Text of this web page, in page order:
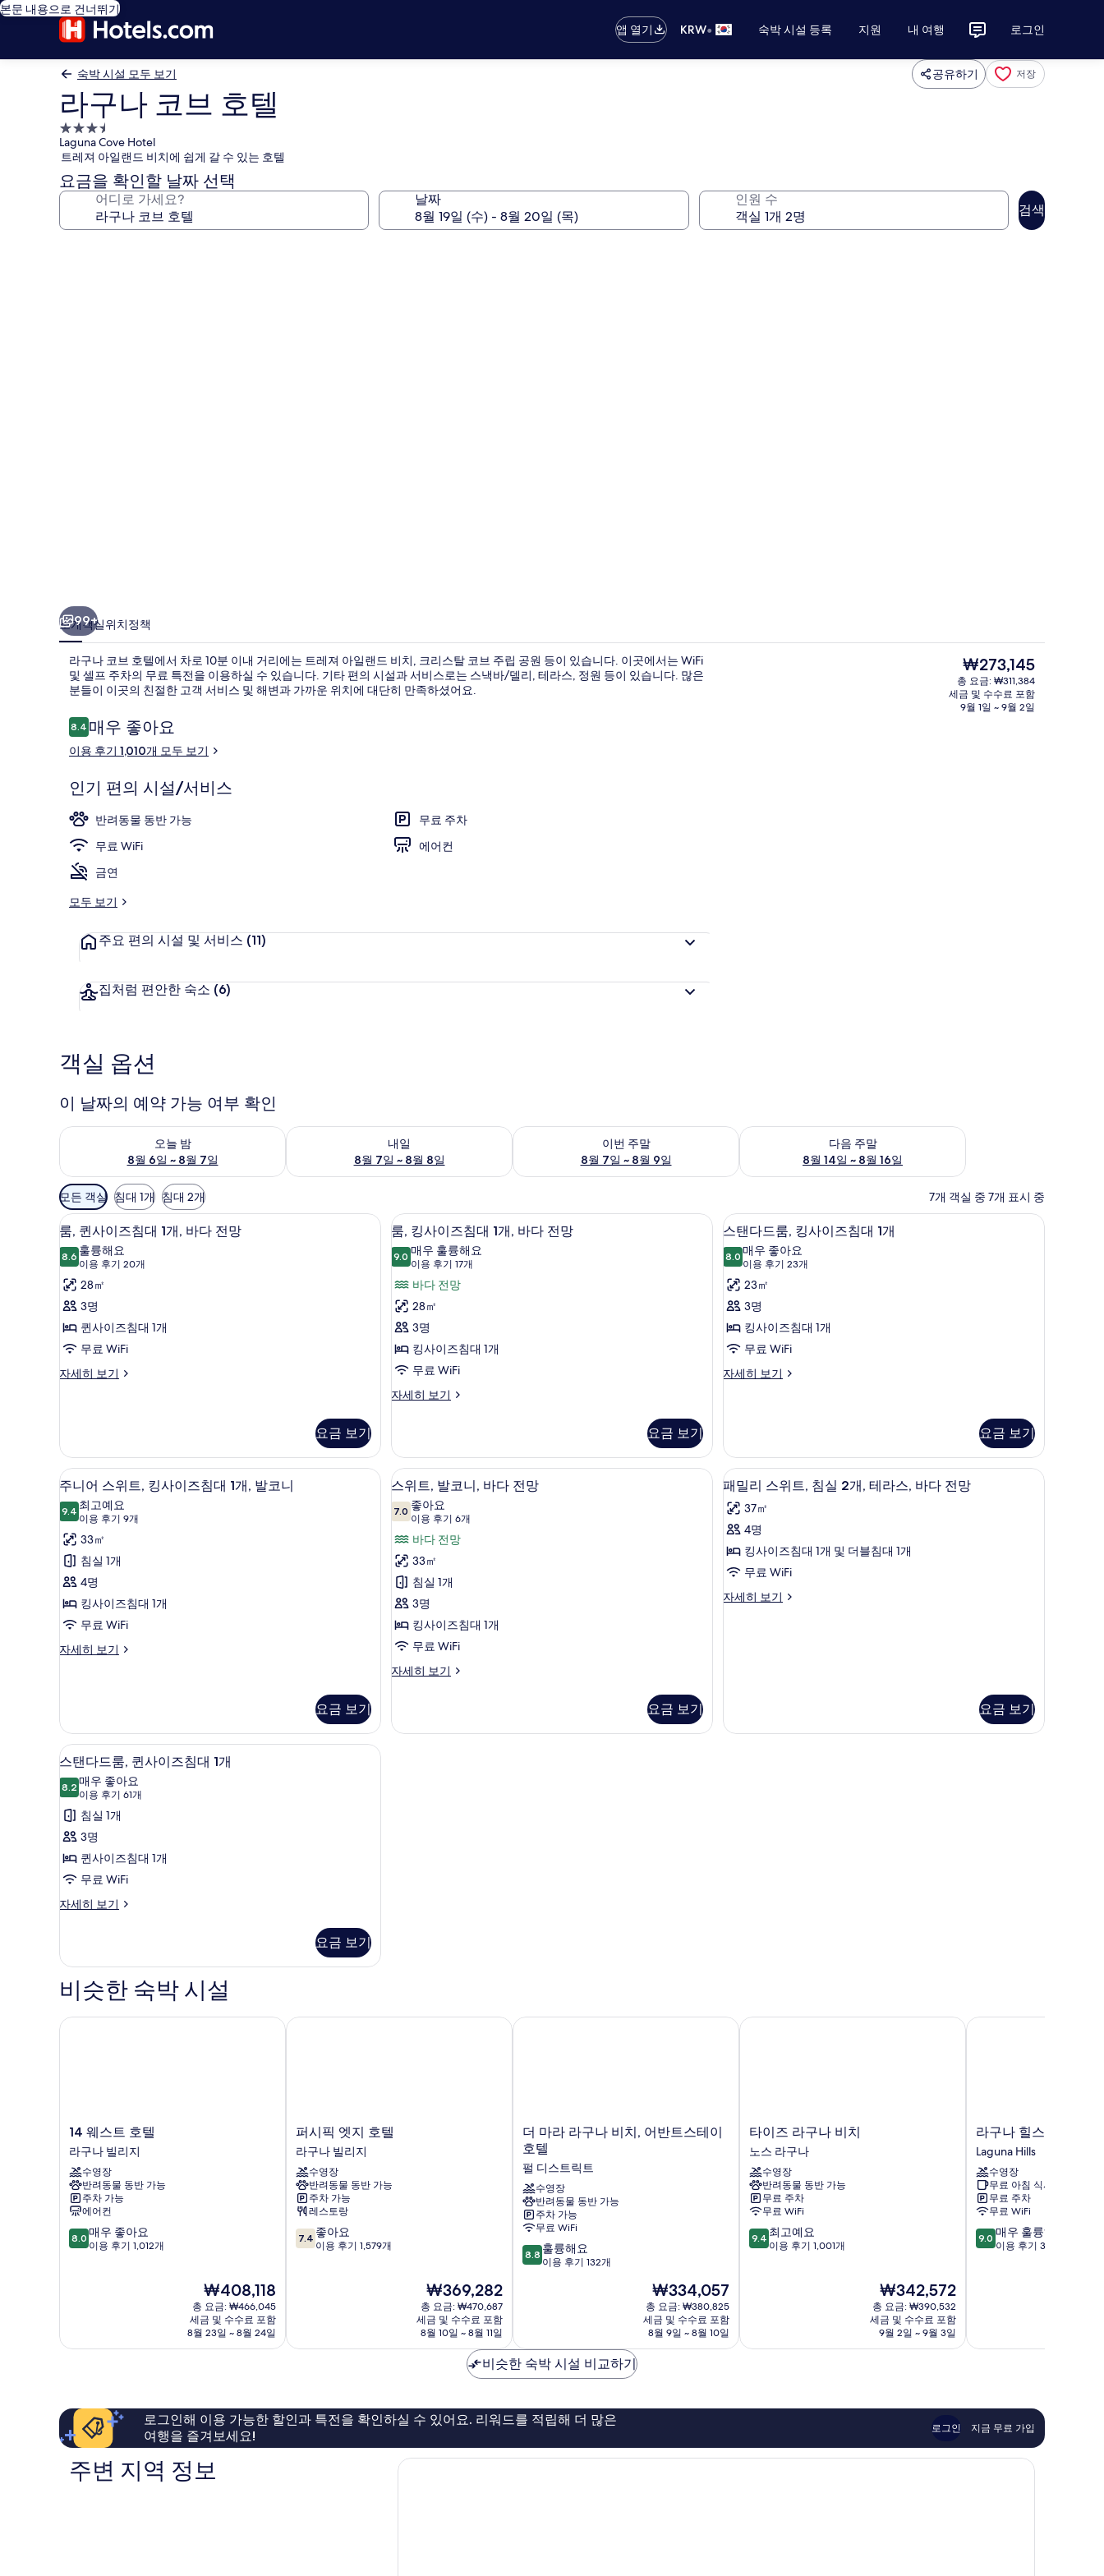
본문 내용으로 건너뛰기
앱 열기
KRW• 숙박 시설 등록 지원 내 여행 로그인
숙박 시설 모두 보기 공유하기 저장
라구나 코브 호텔
3.5
성
급
숙
박
Laguna Cove Hotel
트레져 아일랜드 비치에 쉽게 갈 수 있는 호텔
요금을 확인할 날짜 선택
어디로 가세요? 날짜 인원 수
검색
룸, 킹사이즈침대 1개, 바다 전망 | 고급 침구, 템퍼페딕 침대, 암막 커튼, 다리미/다리미판
샤워 시설, 수중안마 샤워기, 무료 세
99+
소개객실위치정책
라구나 코브 호텔에서 차로 10분 이내 거리에는 트레져 아일랜드 비치, 크리스탈 코브 주립 공원 등이 있습니다. 이곳에서는 WiFi
및 셀프 주차의 무료 특전을 이용하실 수 있습니다. 기타 편의 시설과 서비스로는 스낵바/델리, 테라스, 정원 등이 있습니다. 많은
분들이 이곳의 친절한 고객 서비스 및 해변과 가까운 위치에 대단히 만족하셨어요.
이
용
후
8.410점 만점 중 8.4점.
매우 좋아요
이용 후기 1,010개 모두 보기
인기 편의 시설/서비스
반려동물 동반 가능
무료 주차
무료 WiFi
에어컨
금연
모두 보기
주요 편의 시설 및 서비스 (11)
집처럼 편안한 숙소 (6)
현
재
가
격
₩273,145
총 요금: ₩311,384
세금 및 수수료 포함
9월 1일 ~ 9월 2일
객실 옵션
이 날짜의 예약 가능 여부 확인
오늘 밤
8월 6일 ~ 8월 7일
오늘 밤 예약 가능 여부 확인, 8월 6일 ~ 8월 7일
내일
8월 7일 ~ 8월 8일
내일 예약 가능 여부 확인, 8월 7일 ~ 8월 8일
이번 주말
8월 7일 ~ 8월 9일
이번 주말 예약 가능 여부 확인, 8월 7일 ~ 8월 9일
다음 주말
8월 14일 ~ 8월 16일
다음 주말 예약 가능 여부 확인, 8월 14일 ~ 8월 16일
객
실
에
사
용
가
능
필
터
모든 객실 침대 1개 침대 2개 7개 객실 중 7개 표시 중
룸,
퀸
사
이
즈
침
대
1
전
망
사
진
모
두
보
기
룸, 퀸사이즈침대 1개, 바다 전망 | 고급 침구, 템퍼페딕 침대, 암막 커튼, 다리미/다리미판
13
룸, 퀸사이즈침대 1개, 바다 전망
8.68.6점 만점 중 10점
훌륭해요
이용 후기 20개
(이
용
후
기
20
개)
28㎡
3명
퀸사이즈침대 1개
무료 WiFi
자세히 보기
룸,
침
대
1
개,
바
다
전
망
자
세
보
기
요금 보기
룸,
킹
사
이
즈
침
대
1
개,
전
망
사
진
모
두
보
기
룸, 킹사이즈침대 1개, 바다 전망 | 고급 침구, 템퍼페딕 침대, 암막 커튼, 다리미/다리미판
8
룸, 킹사이즈침대 1개, 바다 전망
9.09.0점 만점 중 10점
매우 훌륭해요
이용 후기 17개
(이
용
후
기
17
개)
바다 전망
28㎡
3명
킹사이즈침대 1개
무료 WiFi
자세히 보기
룸,
즈
침
대
개,
다
전
망
자
세
보
기
요금 보기
스
탠
다
드
룸,
킹
사
이
1
개
사
진
모
두
보
기
스탠다드룸, 킹사이즈침대 1개 | 고급 침구, 템
7
스탠다드룸, 킹사이즈침대 1개
8.08.0점 만점 중 10점
매우 좋아요
이용 후기 23개
(이
용
후
기
23
개)
23㎡
3명
킹사이즈침대 1개
무료 WiFi
자세히 보기
스
킹
사
이
즈
침
대
개
자
세
히
요금 보기
주
니
어
스
위
트,
킹
사
이
1
개,
발
코
니
사
진
모
두
주니어 스위트, 킹사이즈침대 1개, 발코니 | 고급 침구, 템퍼페딕 침대, 암막 커튼, 다리미/다리미판
9
주니어 스위트, 킹사이즈침대 1개, 발코니
9.49.4점 만점 중 10점
최고예요
이용 후기 9개
(이
용
후
기
9
개)
33㎡
침실 1개
4명
킹사이즈침대 1개
무료 WiFi
자세히 보기
주
트,
킹
사
이
즈
침
대
개,
발
니
자
세
기
요금 보기
스
위
트,
발
코
니,
바
다
전
망
모
스위트, 발코니, 바다 전망 | 고급 침구, 템퍼페딕 침대, 암막 커튼, 다리미/다리미판
9
스위트, 발코니, 바다 전망
7.07.0점 만점 중 10점
좋아요
이용 후기 6개
(이
용
후
기
6
개)
바다 전망
33㎡
침실 1개
3명
킹사이즈침대 1개
무료 WiFi
자세히 보기
스
코
요금 보기
패
밀
리
스
위
침
스,
패밀리 스위트, 침실 2개, 테라스, 바다 전망 |
14
패밀리 스위트, 침실 2개, 테라스, 바다 전망
37㎡
4명
킹사이즈침대 1개 및 더블침대 1개
무료 WiFi
자세히 보기
패
개,
요금 보기
스
탠
다
드
룸,
퀸
사
이
대
1
사
기
스탠다드룸, 퀸사이즈침대 1개 | 고급 침구, 템퍼페딕 침대, 암막 커튼, 다리미/다리미판
6
스탠다드룸, 퀸사이즈침대 1개
8.28.2점 만점 중 10점
매우 좋아요
이용 후기 61개
(이
용
후
기
61
개)
침실 1개
3명
퀸사이즈침대 1개
무료 WiFi
자세히 보기
스
룸,
사
즈
요금 보기
비슷한 숙박 시설
14
웨
스
트
호
텔
라
구
나
14 웨스트 호텔
라구나 빌리지
수영장
반려동물 동반 가능
주차 가능
에어컨
10
점
우
이
후
기
1,012
8.0 매우 좋아요
이용 후기 1,012개
현
재
요
금
₩408,118
₩408,118
총 요금: ₩466,045
세금 및 수수료 포함
8월 23일 ~ 8월 24일
14 웨스트 호텔
퍼
시
픽
엣
지
호
텔
라
구
퍼시픽 엣지 호텔
라구나 빌리지
수영장
반려동물 동반 가능
주차 가능
레스토랑
10
점
아
후
기
개
7.4 좋아요
이용 후기 1,579개
현
재
요
금
₩369,282
₩369,282
총 요금: ₩470,687
세금 및 수수료 포함
8월 10일 ~ 8월 11일
퍼시픽 엣지 호텔
더
마
라
라
구
나
비
치,
어
반
텔
펄
디
트
릭
더 마라 라구나 비치, 어반트스테이
호텔
펄 디스트릭트
수영장
반려동물 동반 가능
주차 가능
무료 WiFi
10
점
훌
륭
해
이
용
기
8.8 훌륭해요
이용 후기 132개
현
재
요
금
₩334,057
₩334,057
총 요금: ₩380,825
세금 및 수수료 포함
8월 9일 ~ 8월 10일
더 마라 라구나 비치, 어반트스테이 호텔
타
이
즈
라
구
나
비
치
노
타이즈 라구나 비치
노스 라구나
수영장
반려동물 동반 가능
무료 주차
무료 WiFi
10
점
고
용
1,001
9.4 최고예요
이용 후기 1,001개
현
재
요
금
₩342,572
₩342,572
총 요금: ₩390,532
세금 및 수수료 포함
9월 2일 ~ 9월 3일
타이즈 라구나 비치
라
구
나
힐
스
로
지
Laguna
Hills
라구나 힐스 로지
Laguna Hills
수영장
무료 아침 식사
무료 주차
무료 WiFi
10
점
우
요,
이
용
후
9.0 매우 훌륭해요
이용 후기 3,486개
라구나 힐스 로지
비슷한 숙박 시설 비교하기
로그인해 이용 가능한 할인과 특전을 확인하실 수 있어요. 리워드를 적립해 더 많은
여행을 즐겨보세요!
로그인 지금 무료 가입
주변 지역 정보